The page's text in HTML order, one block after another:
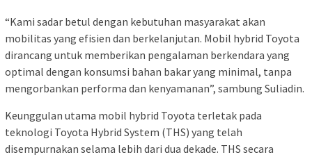
“Kami sadar betul dengan kebutuhan masyarakat akan
mobilitas yang efisien dan berkelanjutan. Mobil hybrid Toyota
dirancang untuk memberikan pengalaman berkendara yang
optimal dengan konsumsi bahan bakar yang minimal, tanpa
mengorbankan performa dan kenyamanan”, sambung Suliadin.
Keunggulan utama mobil hybrid Toyota terletak pada
teknologi Toyota Hybrid System (THS) yang telah
disempurnakan selama lebih dari dua dekade. THS secara